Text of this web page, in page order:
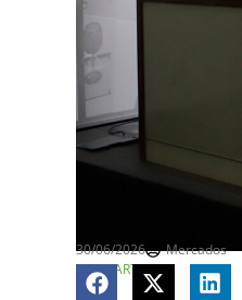
30/06/2026
Mercados
COMPARTE